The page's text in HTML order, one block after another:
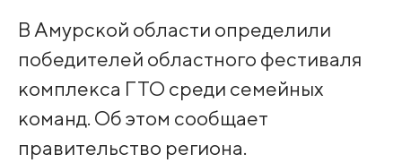
В Амурской области определили
победителей областного фестиваля
комплекса ГТО среди семейных
команд. Об этом сообщает
правительство региона.